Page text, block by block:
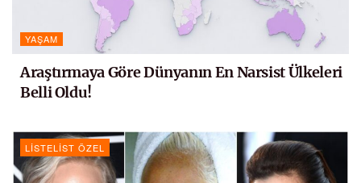
YAŞAM
Araştırmaya Göre Dünyanın En Narsist Ülkeleri
Belli Oldu!
LISTELIST ÖZEL